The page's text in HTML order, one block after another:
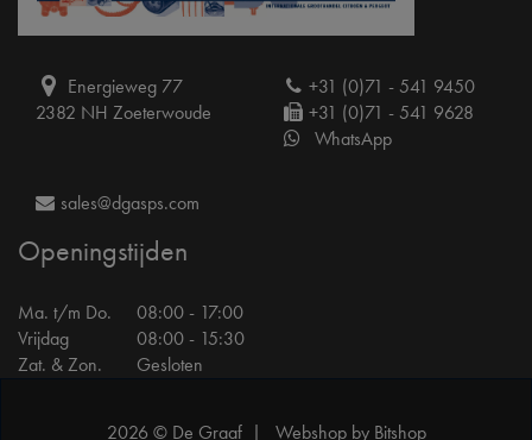
Energieweg 77
2382 NH Zoeterwoude
+31 (0)71 - 541 9450
+31 (0)71 - 541 9628
WhatsApp
sales@dgasps.com
Openingstijden
Ma. t/m Do.
08:00 - 17:00
Vrijdag
08:00 - 15:30
Zat. & Zon.
Gesloten
2026 © De Graaf | Webshop by Bitshop